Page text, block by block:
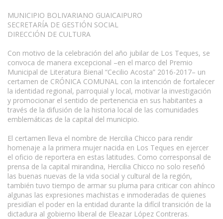
MUNICIPIO BOLIVARIANO GUAICAIPURO
SECRETARÍA DE GESTIÓN SOCIAL
DIRECCIÓN DE CULTURA
Con motivo de la celebración del año jubilar de Los Teques, se
convoca de manera excepcional –en el marco del Premio
Municipal de Literatura Bienal “Cecilio Acosta” 2016-2017– un
certamen de CRÓNICA COMUNAL con la intención de fortalecer
la identidad regional, parroquial y local, motivar la investigación
y promocionar el sentido de pertenencia en sus habitantes a
través de la difusión de la historia local de las comunidades
emblemáticas de la capital del municipio.
El certamen lleva el nombre de Hercilia Chicco para rendir
homenaje a la primera mujer nacida en Los Teques en ejercer
el oficio de reportera en estas latitudes. Como corresponsal de
prensa de la capital mirandina, Hercilia Chicco no solo reseñó
las buenas nuevas de la vida social y cultural de la región,
también tuvo tiempo de armar su pluma para criticar con ahínco
algunas las expresiones machistas e inmoderadas de quienes
presidían el poder en la entidad durante la difícil transición de la
dictadura al gobierno liberal de Eleazar López Contreras.